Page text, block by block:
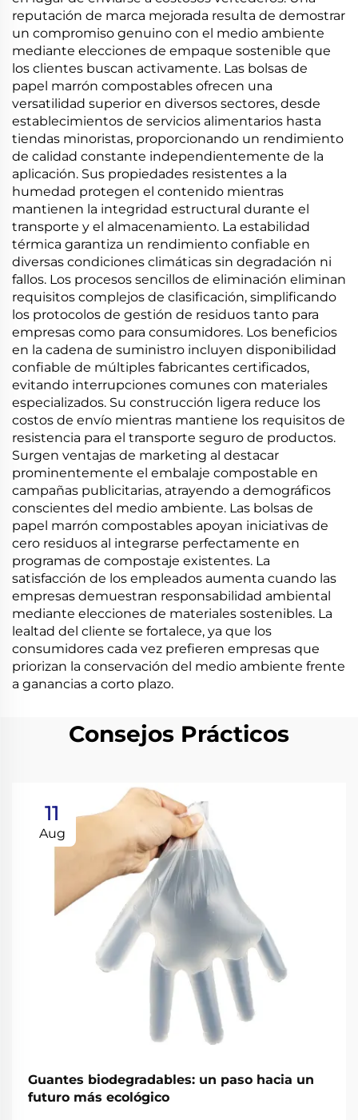
reputación de marca mejorada resulta de demostrar
un compromiso genuino con el medio ambiente
mediante elecciones de empaque sostenible que
los clientes buscan activamente. Las bolsas de
papel marrón compostables ofrecen una
versatilidad superior en diversos sectores, desde
establecimientos de servicios alimentarios hasta
tiendas minoristas, proporcionando un rendimiento
de calidad constante independientemente de la
aplicación. Sus propiedades resistentes a la
humedad protegen el contenido mientras
mantienen la integridad estructural durante el
transporte y el almacenamiento. La estabilidad
térmica garantiza un rendimiento confiable en
diversas condiciones climáticas sin degradación ni
fallos. Los procesos sencillos de eliminación eliminan
requisitos complejos de clasificación, simplificando
los protocolos de gestión de residuos tanto para
empresas como para consumidores. Los beneficios
en la cadena de suministro incluyen disponibilidad
confiable de múltiples fabricantes certificados,
evitando interrupciones comunes con materiales
especializados. Su construcción ligera reduce los
costos de envío mientras mantiene los requisitos de
resistencia para el transporte seguro de productos.
Surgen ventajas de marketing al destacar
prominentemente el embalaje compostable en
campañas publicitarias, atrayendo a demográficos
conscientes del medio ambiente. Las bolsas de
papel marrón compostables apoyan iniciativas de
cero residuos al integrarse perfectamente en
programas de compostaje existentes. La
satisfacción de los empleados aumenta cuando las
empresas demuestran responsabilidad ambiental
mediante elecciones de materiales sostenibles. La
lealtad del cliente se fortalece, ya que los
consumidores cada vez prefieren empresas que
priorizan la conservación del medio ambiente frente
a ganancias a corto plazo.
Consejos Prácticos
11
Aug
Guantes biodegradables: un paso hacia un
futuro más ecológico